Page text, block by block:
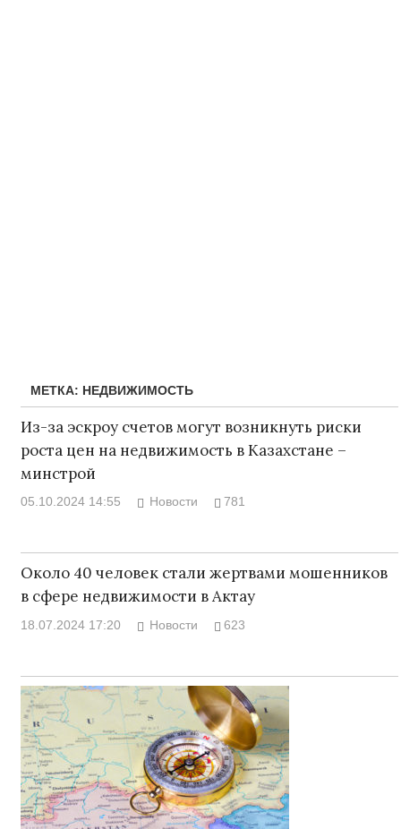
МЕТКА: НЕДВИЖИМОСТЬ
Из-за эскроу счетов могут возникнуть риски
роста цен на недвижимость в Казахстане –
минстрой
05.10.2024 14:55 Новости 781
Около 40 человек стали жертвами мошенников
в сфере недвижимости в Актау
18.07.2024 17:20 Новости 623